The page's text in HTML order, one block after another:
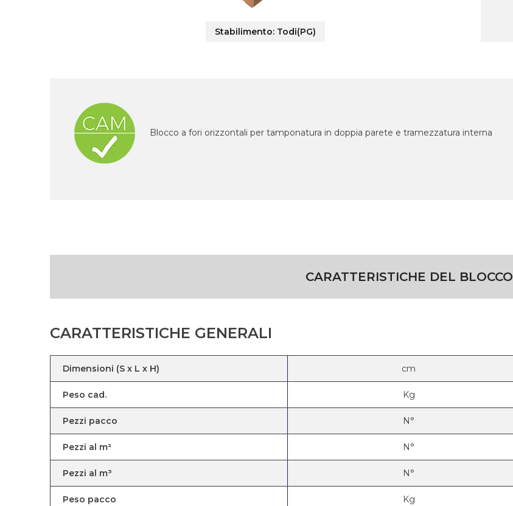
Stabilimento: Todi(PG)
Blocco a fori orizzontali per tamponatura in doppia parete e tramezzatura interna
CARATTERISTICHE DEL BLOCCO
CARATTERISTICHE GENERALI
Dimensioni (S x L x H) cm
Peso cad. Kg
Pezzi pacco N°
Pezzi al m² N°
Pezzi al m³ N°
Peso pacco Kg